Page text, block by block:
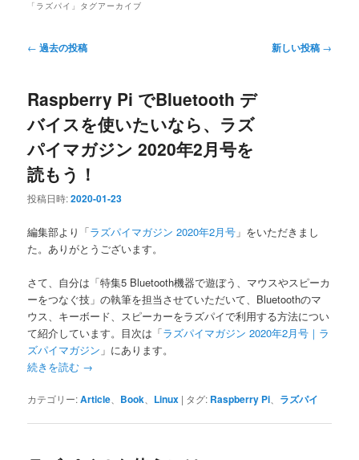
「 ラズパイ 」タグアーカイブ
投
ビ
ー
シ
ョ
ン
← 過去の投稿 新しい投稿 →
Raspberry Pi でBluetooth デ
バイスを使いたいなら、ラズ
パイマガジン 2020年2月号を
読もう！
投稿日時:2020-01-23
編集部より「ラズパイマガジン 2020年2月号 」をいただきまし
た。ありがとうございます。
さて、自分は「特集5 Bluetooth機器で遊ぼう、マウスやスピーカ
ーをつなぐ技」の執筆を担当させていただいて、Bluetoothのマ
ウス、キーボード、スピーカーをラズパイで利用する方法につい
て紹介しています。目次は「ラズパイマガジン 2020年2月号｜ラ
ズパイマガジン 」にあります。
続きを読む →
カテゴリー:Article Book Linux | タグ: Raspberry Pi ラズパイ